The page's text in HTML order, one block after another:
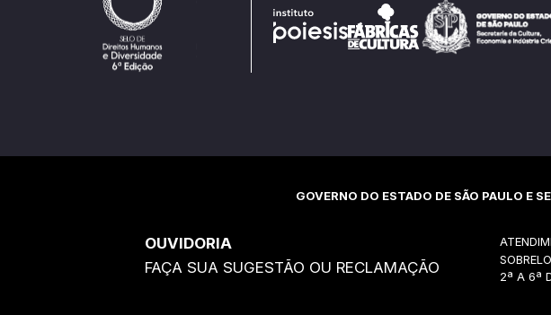
GOVERNO DO ESTADO DE SÃO PAULO E
OUVIDORIA
FAÇA SUA SUGESTÃO OU RECLAMAÇÃO
2ª A 6ª